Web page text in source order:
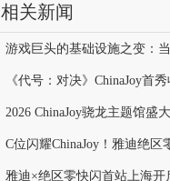
相关新闻
游戏巨头的基础设施之变：当监测迁
《代号：对决》ChinaJoy首秀收官：从线
2026 ChinaJoy骁龙主题馆盛大启幕，“集你所
C位闪耀ChinaJoy！雅迪绝区零、三丽
雅迪×绝区零快闪首站上海开启